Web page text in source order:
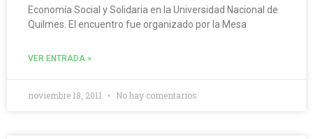
Economía Social y Solidaria en la Universidad Nacional de
Quilmes. El encuentro fue organizado por la Mesa
VER ENTRADA »
noviembre 18, 2011 No hay comentarios